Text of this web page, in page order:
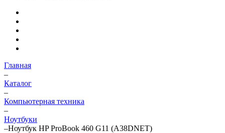
Главная
–
Каталог
–
Компьютерная техника
–
Ноутбуки
–Ноутбук HP ProBook 460 G11 (A38DNET)